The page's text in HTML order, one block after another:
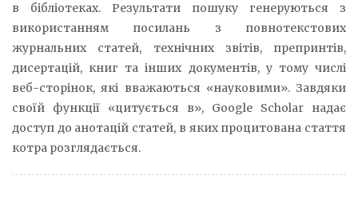
в бібліотеках. Результати пошуку генеруються з
використанням посилань з повнотекстових
журнальних статей, технічних звітів, препринтів,
дисертацій, книг та інших документів, у тому числі
веб-сторінок, які вважаються «науковими». Завдяки
своїй функції «цитується в», Google Scholar надає
доступ до анотацій статей, в яких процитована стаття
котра розглядається.